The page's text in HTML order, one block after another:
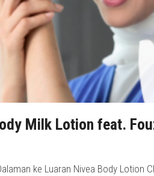
Milk Lotion feat.
ke Luaran Nivea Body Lotion